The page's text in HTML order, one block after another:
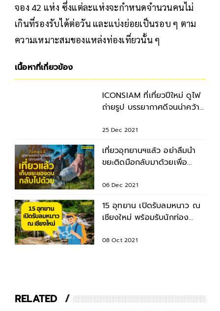
จอง 42 แห่ง ซึ่งแต่ละแห่งจะกำหนดจำนวนคนไม่
เกินที่รองรับได้ต่อวัน และแบ่งย่อยเป็นรอบ ๆ ตาม
ความเหมาะสมของแหล่งท่องเที่ยวนั้น ๆ
เนื้อหาที่เกี่ยวข้อง
ICONSIAM ที่เที่ยวปีใหม่ ดูไฟ
ถ่ายรูป บรรยากาศดีจนน่าคว้า
25 Dec 2021
เที่ยวอุทยานฯแล้ว อย่าลืมนำ
ขยะติดมือกลับมาด้วยเพื่อ
06 Dec 2021
15 อุทยาน เปิดรับลมหนาว ณ
เชียงใหม่ พร้อมรับนักท่อง
08 Oct 2021
RELATED